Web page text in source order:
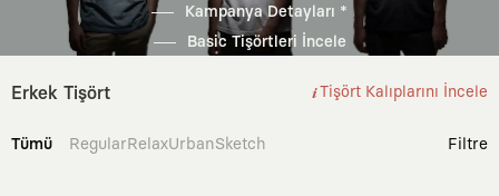
Kampanya Detayları *
Basic Tişörtleri İncele
Erkek Tişört Tişört Kalıplarını İncele
Tümü RegularRelaxUrbanSketch Filtre